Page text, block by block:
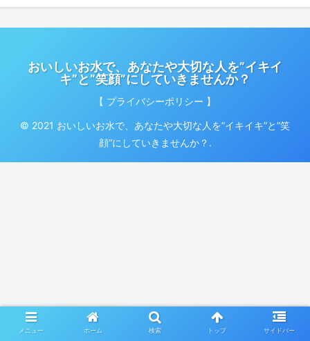
おいしいお水で、あなたや大切な人を”イキイ
キ”と”笑顔”にしていきませんか？
【 プライバシーポリシー 】
© 2021 おいしいお水で、あなたや大切な人を”イキイキ”と”笑
顔”にしていきませんか？.
メニュー ホーム 検索 トップ サイドバー